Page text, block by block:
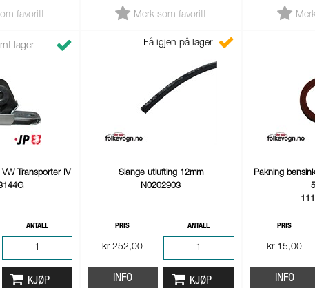
favoritt Merk som favoritt
lager
Transporter IV
ANTALL
KJØP
Få igjen på lager
Slange utlufting 12mm
N0202903
PRIS
kr 252,00
ANTALL
INFO KJØP
Pakning
PRIS
kr 15,00
INFO